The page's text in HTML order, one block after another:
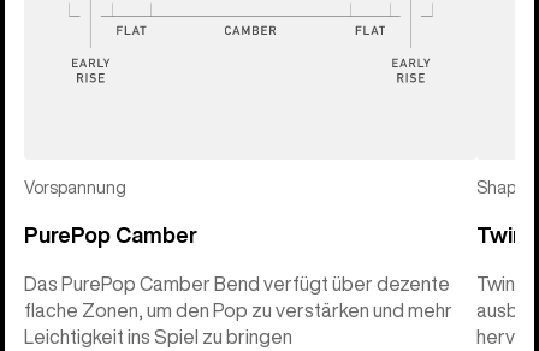
Vorspannung
PurePop Camber
Das PurePop Camber Bend verfügt über dezente
flache Zonen, um den Pop zu verstärken und mehr
Leichtigkeit ins Spiel zu bringen
Shape
Twin-
Twin